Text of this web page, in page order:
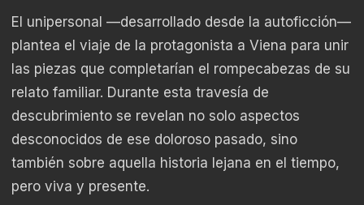
El unipersonal —desarrollado desde la autoficción—
plantea el viaje de la protagonista a Viena para unir
las piezas que completarían el rompecabezas de su
relato familiar. Durante esta travesía de
descubrimiento se revelan no solo aspectos
desconocidos de ese doloroso pasado, sino
también sobre aquella historia lejana en el tiempo,
pero viva y presente.